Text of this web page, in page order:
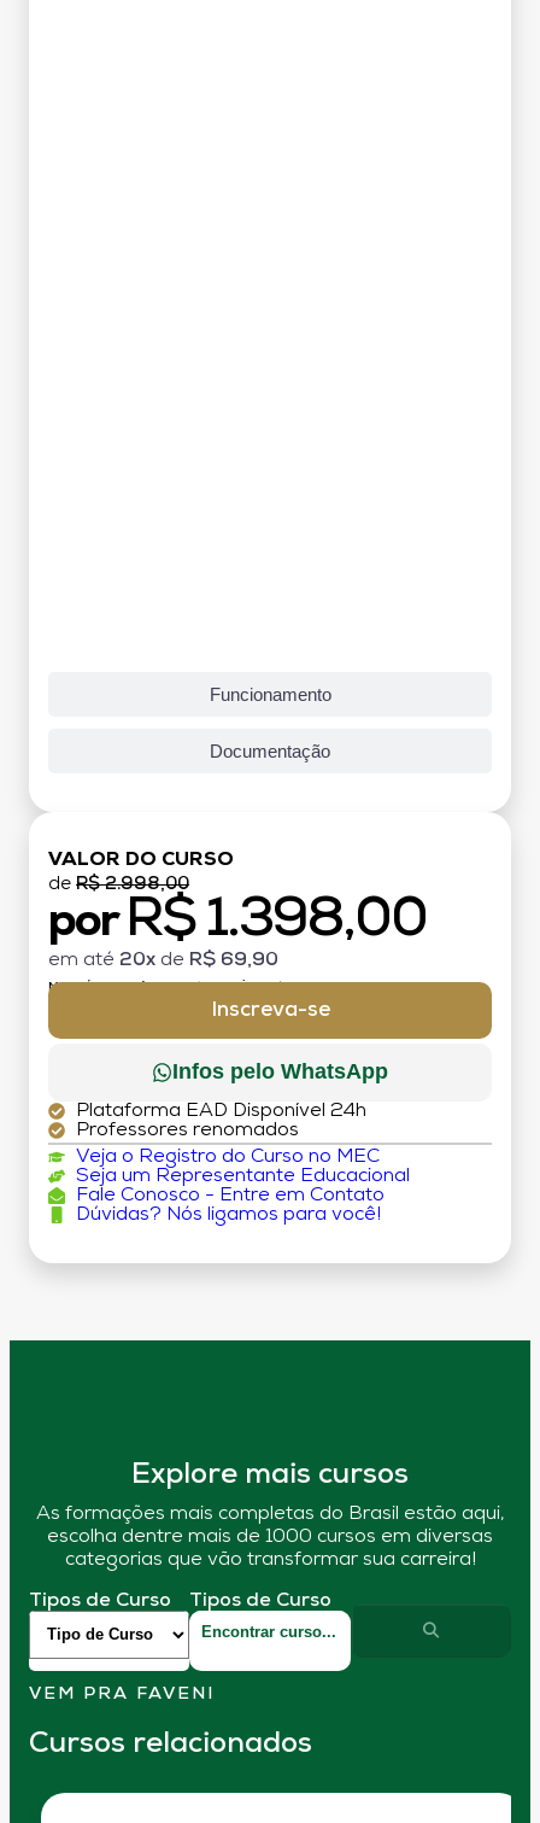
Funcionamento
Documentação
VALOR DO CURSO
de R$ 2.998,00
por R$ 1.398,00
em até 20x de R$ 69,90
MATRÍCULA:
Inscreva-se
Infos pelo WhatsApp
Plataforma EAD Disponível 24h
Professores renomados
Veja o Registro do Curso no MEC
Seja um Representante Educacional
Fale Conosco - Entre em Contato
Dúvidas? Nós ligamos para você!
Explore mais cursos
As formações mais completas do Brasil estão aqui,
escolha dentre mais de 1000 cursos em diversas
categorias que vão transformar sua carreira!
Tipos de Curso Tipos de Curso
VEM PRA FAVENI
Cursos relacionados